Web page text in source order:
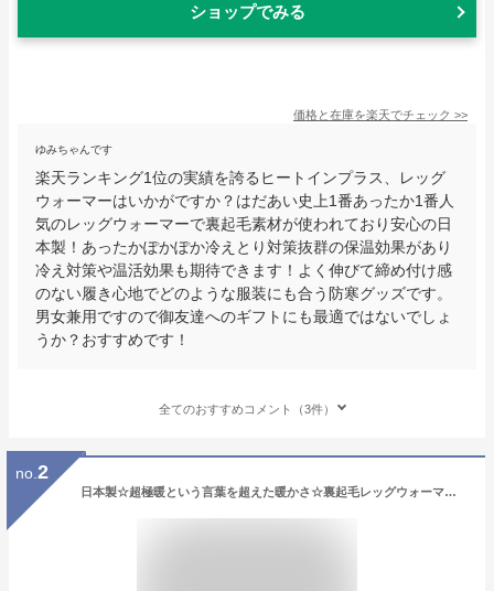
ショップでみる
価格と在庫を楽天でチェック >>
ゆみちゃんです
楽天ランキング1位の実績を誇るヒートインプラス、レッグ
ウォーマーはいかがですか？はだあい史上1番あったか1番人
気のレッグウォーマーで裏起毛素材が使われており安心の日
本製！あったかぽかぽか冷えとり対策抜群の保温効果があり
冷え対策や温活効果も期待できます！よく伸びて締め付け感
のない履き心地でどのような服装にも合う防寒グッズです。
男女兼用ですので御友達へのギフトにも最適ではないでしょ
うか？おすすめです！
全てのおすすめコメント（3件）
no. 2
日本製☆超極暖という言葉を超えた暖かさ☆裏起毛レッグウォーマー 送料無料 レッグウォーマー 裏起毛 ロング ルームソックス レディース 極暖 ボア 靴下 冷え取り 暖かい 冬用 冷え対策靴下 厚手 ソックス 寝るとき 就寝用 プレゼント 母 親 ギフト 対策 冷え